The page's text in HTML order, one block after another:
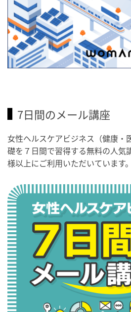
7日間のメール講座
女性ヘルスケアビジネス（健康・
礎を７日間で習得する無料の人気
様以上にご利用いただいています。